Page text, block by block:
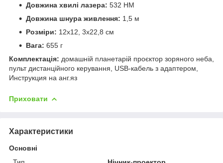
Довжина хвилі лазера: 532 НМ
Довжина шнура живлення: 1,5 м
Розміри: 12х12, 3х22,8 см
Вага: 655 г
Комплектація: домашній планетарій проєктор зоряного неба,
пульт дистанційного керування, USB-кабель з адаптером,
Инструкция на анг.яз
Приховати
Характеристики
Основні